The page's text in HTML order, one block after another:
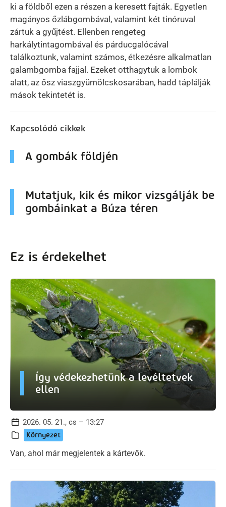
ki a földből ezen a részen a keresett fajták. Egyetlen
magányos őzlábgombával, valamint két tinóruval
zártuk a gyűjtést. Ellenben rengeteg
harkálytintagombával és párducgalócával
találkoztunk, valamint számos, étkezésre alkalmatlan
galambgomba fajjal. Ezeket otthagytuk a lombok
alatt, az ősz viaszgyümölcskosarában, hadd táplálják
mások tekintetét is.
Kapcsolódó cikkek
A gombák földjén
Mutatjuk, kik és mikor vizsgálják be
gombáinkat a Búza téren
Ez is érdekelhet
Így védekezhetünk a levéltetvek
ellen
2026. 05. 21., cs – 13:27
Környezet
Van, ahol már megjelentek a kártevők.